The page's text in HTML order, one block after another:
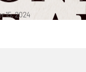
15, 2024